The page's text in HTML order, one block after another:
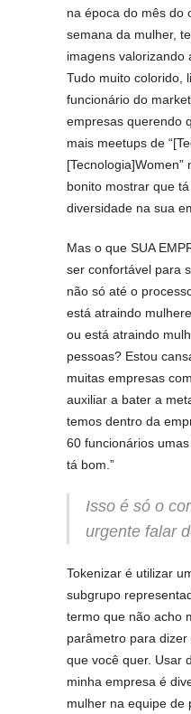
na época do mês do
semana da mulher,
imagens valorizando
Tudo muito colorido,
funcionário do
empresas querendo
mais meetups de
bonito mostrar que
diversidade na sua
Mas o que SUA
ser confortável para
não só até o
está atraindo
ou está atraindo
pessoas? Estou
muitas empresas
auxiliar a bater a
temos dentro da
60 funcionários
tá bom.”
Isso é só o
urgente falar
Tokenizar é utilizar
subgrupo
termo que não acho
parâmetro para
que você quer. Usar
minha empresa é
mulher na equipe de